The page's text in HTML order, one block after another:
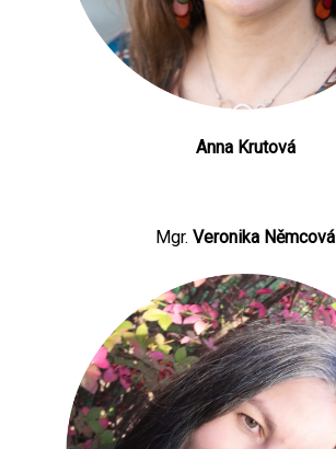
Anna Krutová
Mgr. Veronika Němcová